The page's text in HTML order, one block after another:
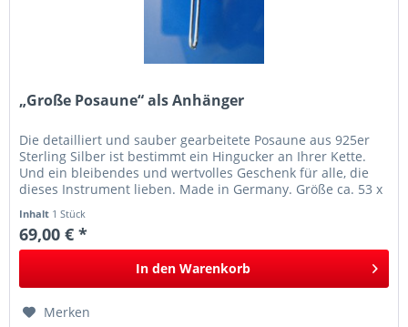
„Große Posaune“ als Anhänger
Die detailliert und sauber gearbeitete Posaune aus 925er
Sterling Silber ist bestimmt ein Hingucker an Ihrer Kette.
Und ein bleibendes und wertvolles Geschenk für alle, die
dieses Instrument lieben. Made in Germany. Größe ca. 53 x
Inhalt 1 Stück
69,00 € *
In den Warenkorb
Merken